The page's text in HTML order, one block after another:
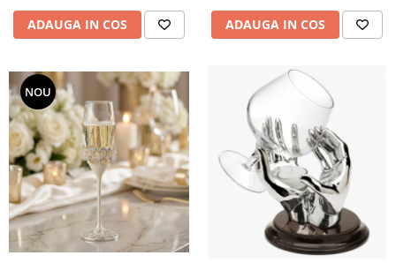
HIBISCUS
SWAN
ANTHEMION GREY
ORCHARD
CREATURES OF CURIOSITY
JARDIN
RENAISSANCE RED
SERENDIPITY WHITE
FLOWER FESTIVAL BLUE
FLOWER FESTIVAL RED
ADAUGA IN COS ADAUGA IN COS
NOU